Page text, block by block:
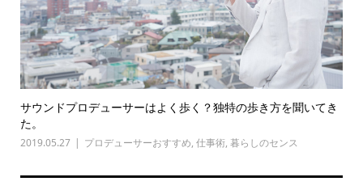
サウンドプロデューサーはよく歩く？独特の歩き方を聞いてき
た。
2019.05.27 プロデューサーおすすめ, 仕事術, 暮らしのセンス